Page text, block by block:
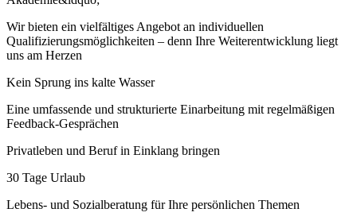
Wir bieten ein vielfältiges Angebot an individuellen
Qualifizierungsmöglichkeiten – denn Ihre Weiterentwicklung liegt
uns am Herzen
Kein Sprung ins kalte Wasser
Eine umfassende und strukturierte Einarbeitung mit regelmäßigen
Feedback-Gesprächen
Privatleben und Beruf in Einklang bringen
30 Tage Urlaub
Lebens- und Sozialberatung für Ihre persönlichen Themen